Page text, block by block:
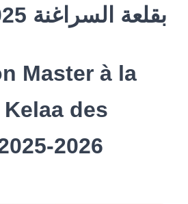
بقلعة السراغنة 2025-2026
Master à la
Kelaa des
2026